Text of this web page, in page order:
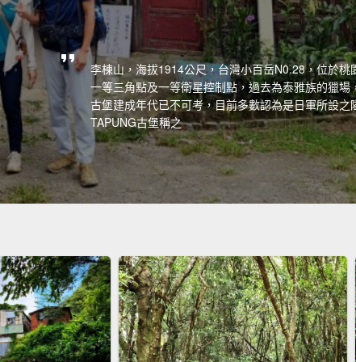
李棟山，海拔1914公尺，台灣小百岳N0.28，位於
一等三角點及一等衛星控制點，過去為泰雅族的獵
古堡建成年代已不可考，目前多數認為是日軍所設
TAPUNG古堡稱之